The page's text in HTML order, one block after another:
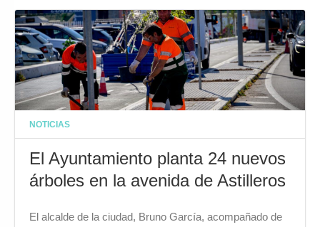
NOTICIAS
El Ayuntamiento planta 24 nuevos
árboles en la avenida de Astilleros
El alcalde de la ciudad, Bruno García, acompañado de